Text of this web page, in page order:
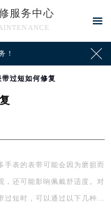
服务中心

！ 
过短如何修复
手表的表带可能会因为磨损而
，还可能影响佩戴舒适度。对
短时，可以通过以下几种方